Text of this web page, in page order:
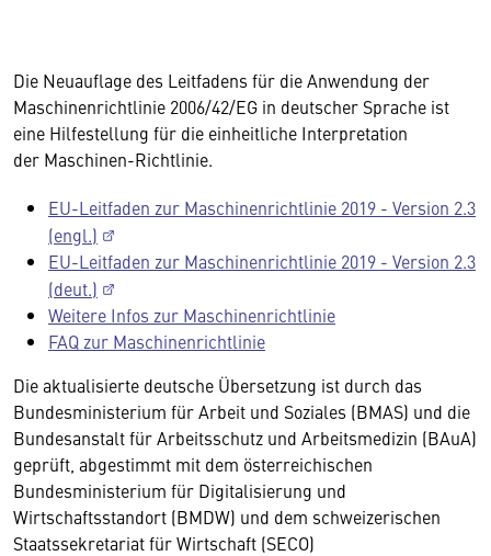
Die Neuauflage des Leitfadens für die Anwendung der
Maschinenrichtlinie 2006/42/EG in deutscher Sprache ist
eine Hilfestellung für die einheitliche Interpretation
der Maschinen-Richtlinie.
EU-Leitfaden zur Maschinenrichtlinie 2019 - Version 2.3
(engl.)
EU-Leitfaden zur Maschinenrichtlinie 2019 - Version 2.3
(deut.)
Weitere Infos zur Maschinenrichtlinie
FAQ zur Maschinenrichtlinie
Die aktualisierte deutsche Übersetzung ist durch das
Bundesministerium für Arbeit und Soziales (BMAS) und die
Bundesanstalt für Arbeitsschutz und Arbeitsmedizin (BAuA)
geprüft, abgestimmt mit dem österreichischen
Bundesministerium für Digitalisierung und
Wirtschaftsstandort (BMDW) und dem schweizerischen
Staatssekretariat für Wirtschaft (SECO)